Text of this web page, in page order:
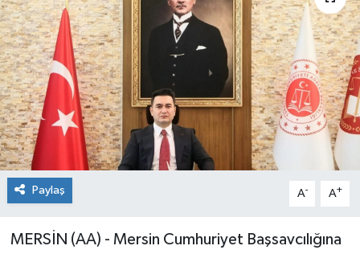
Paylaş A- A+
MERSİN (AA) - Mersin Cumhuriyet Başsavcılığına